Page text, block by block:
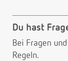
Du hast
Bei Fragen
Regeln.